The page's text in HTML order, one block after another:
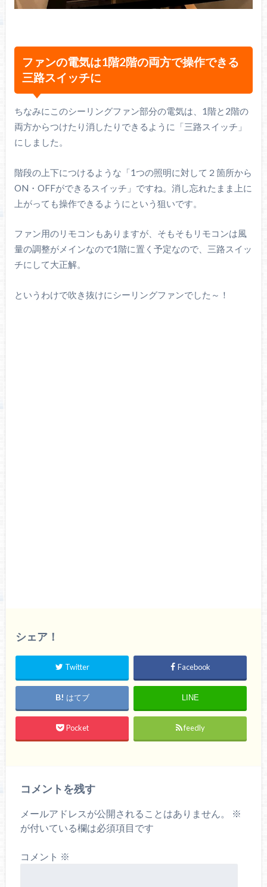
ファンの電気は1階2階の両方で操作できる
三路スイッチに
ちなみにこのシーリングファン部分の電気は、1階と2階の
両方からつけたり消したりできるように「三路スイッチ」
にしました。
階段の上下につけるような「1つの照明に対して２箇所から
ON・OFFができるスイッチ」ですね。消し忘れたまま上に
上がっても操作できるようにという狙いです。
ファン用のリモコンもありますが、そもそもリモコンは風
量の調整がメインなので1階に置く予定なので、三路スイッ
チにして大正解。
というわけで吹き抜けにシーリングファンでした～！
シェア！
Twitter Facebook
はてブ LINE
Pocket feedly
コメントを残す
メールアドレスが公開されることはありません。
※
が付いている欄は必須項目です
コメント ※